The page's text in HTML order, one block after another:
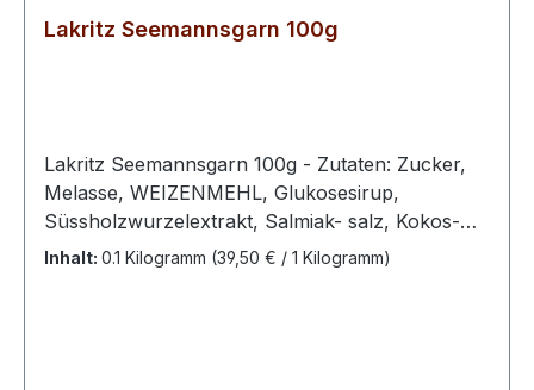
Lakritz Seemannsgarn 100g
Lakritz Seemannsgarn 100g - Zutaten: Zucker,
Melasse, WEIZENMEHL, Glukosesirup,
Süssholzwurzelextrakt, Salmiak- salz, Kokos-
Fett, Pflanzenöle (Raps-, Palm-, Kokos in
Inhalt: 0.1 Kilogramm (39,50 € / 1 Kilogramm)